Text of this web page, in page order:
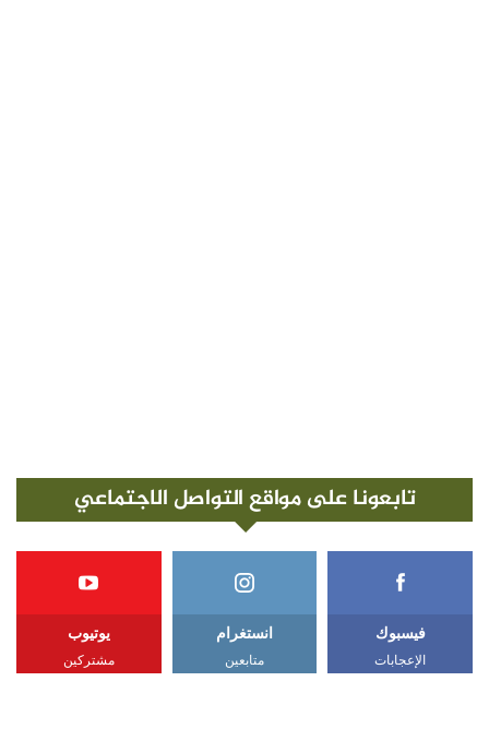
تابعونا على مواقع التواصل الاجتماعي
فيسبوك
الإعجابات
انستغرام
متابعين
يوتيوب
مشتركين